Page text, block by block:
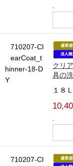
-
710207-Cl
earCoat_t
hinner-18-D
Y
クリ
具の
１８Ｌ
-
710207-Cl